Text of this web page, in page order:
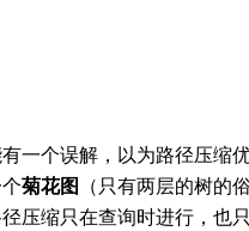
一个误解，以为路径压缩
菊花图 （只有两层的树的
压缩只在查询时进行，也